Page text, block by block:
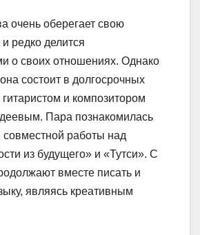
очень оберегает свою
редко делится
о своих отношениях. Однако
состоит в долгосрочных
и композитором
Пара познакомилась
работы над
из будущего» и «Тутси». С
вместе писать и
являясь креативным